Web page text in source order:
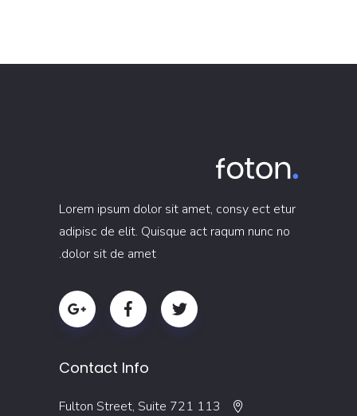
Lorem ipsum dolor sit amet, consy ect etur
adipisc de elit. Quisque act raqum nunc no
dolor sit de amet.
Contact Info
113 Fulton Street, Suite 721